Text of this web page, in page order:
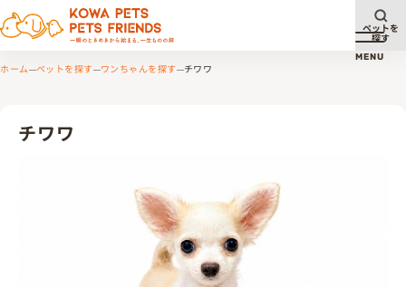
メニ
MENU
ペットを
探す
ホーム ペットを探す ワンちゃんを探す チワワ
チワワ